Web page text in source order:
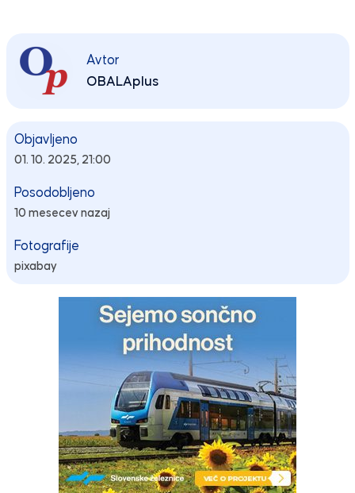
Avtor
OBALAplus
Objavljeno
01. 10. 2025, 21:00
Posodobljeno
10 mesecev nazaj
Fotografije
pixabay